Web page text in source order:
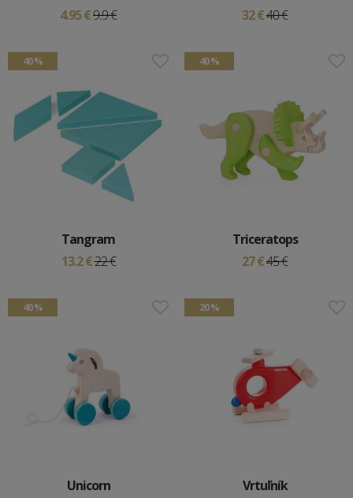
4.95 €9.9 €
32 €40 €
40 %
Tangram
13.2 €22 €
40 %
Triceratops
27 €45 €
40 %
Unicorn
20 %
Vrtuľník